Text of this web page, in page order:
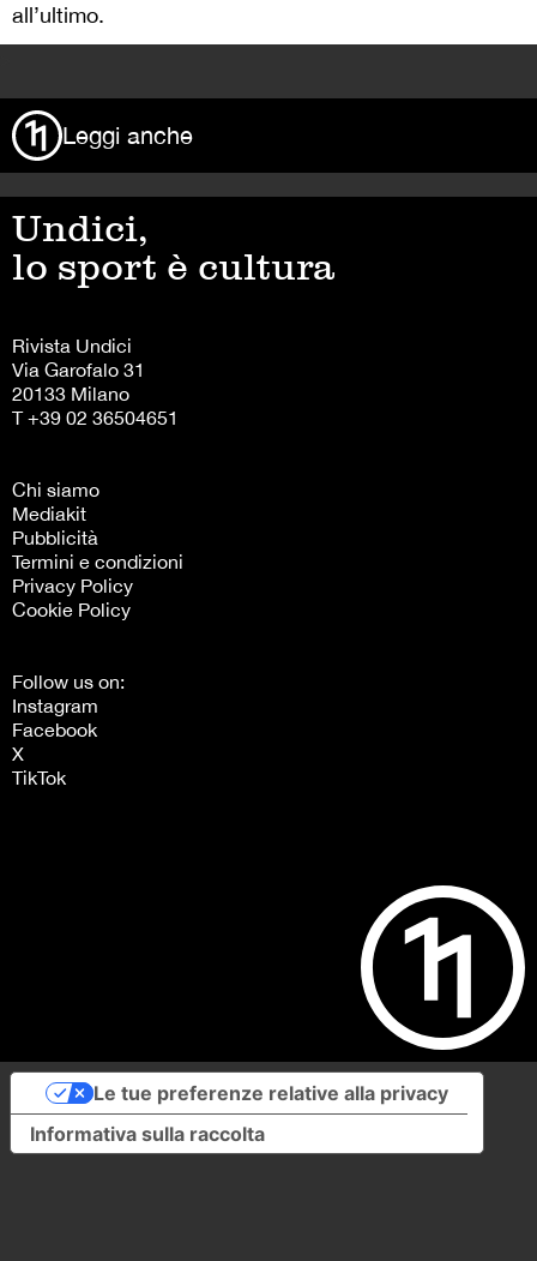
all’ultimo.
Leggi anche
Undici,
lo sport è cultura
Rivista Undici
Via Garofalo 31
20133 Milano
T +39 02 36504651
Chi siamo
Mediakit
Pubblicità
Termini e condizioni
Privacy Policy
Cookie Policy
Follow us on:
Instagram
Facebook
X
TikTok
Informativa sulla raccolta
Le tue preferenze relative alla privacy